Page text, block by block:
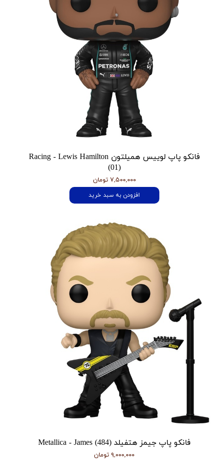
فانکو پاپ لوییس همیلتون Racing - Lewis Hamilton
(01)
۷,۵۰۰,۰۰۰ تومان
افزودن به سبد خرید
فانکو پاپ جیمز هتفیلد Metallica - James (484)
۹,۰۰۰,۰۰۰ تومان